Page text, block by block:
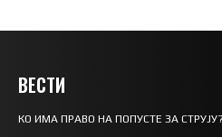
ВЕСТИ
КО ИМА ПРАВО НА ПОПУСТЕ ЗА СТРУЈУ?